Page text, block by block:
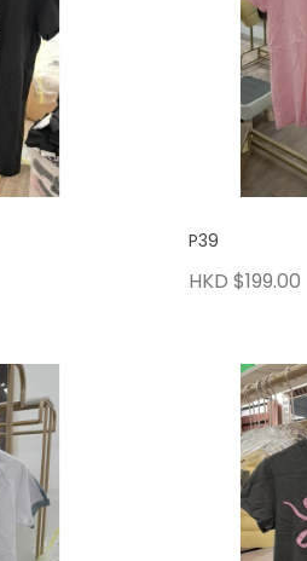
P39
HKD $199.00